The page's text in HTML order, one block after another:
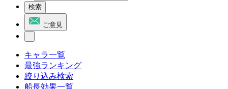
検索
ご意見
キャラ一覧
最強ランキング
絞り込み検索
船長効果一覧